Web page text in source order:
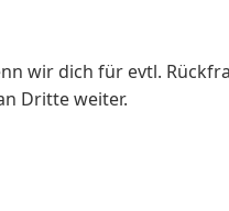
wir dich für evtl.
Dritte weiter.